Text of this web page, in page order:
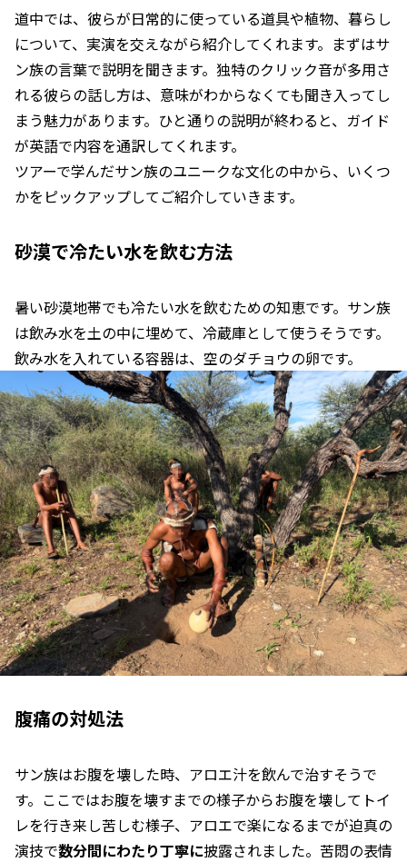
道中では、彼らが日常的に使っている道具や植物、暮らし
について、実演を交えながら紹介してくれます。まずはサ
ン族の言葉で説明を聞きます。独特のクリック音が多用さ
れる彼らの話し方は、意味がわからなくても聞き入ってし
まう魅力があります。ひと通りの説明が終わると、ガイド
が英語で内容を通訳してくれます。
ツアーで学んだサン族のユニークな文化の中から、いくつ
かをピックアップしてご紹介していきます。
砂漠で冷たい水を飲む方法
暑い砂漠地帯でも冷たい水を飲むための知恵です。サン族
は飲み水を土の中に埋めて、冷蔵庫として使うそうです。
飲み水を入れている容器は、空のダチョウの卵です。
腹痛の対処法
サン族はお腹を壊した時、アロエ汁を飲んで治すそうで
す。ここではお腹を壊すまでの様子からお腹を壊してトイ
レを行き来し苦しむ様子、アロエで楽になるまでが迫真の
演技で数分間にわたり丁寧に披露されました。苦悶の表情